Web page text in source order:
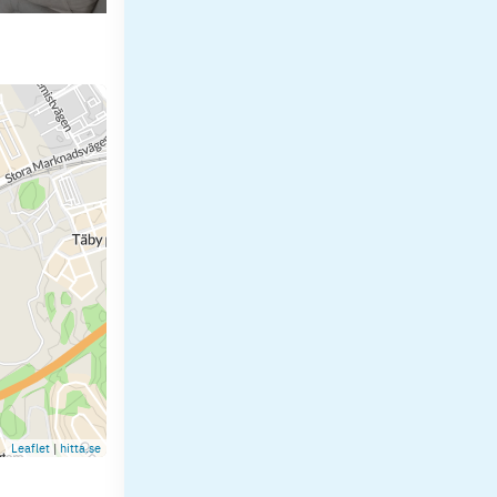
Leaflet | hitta.se